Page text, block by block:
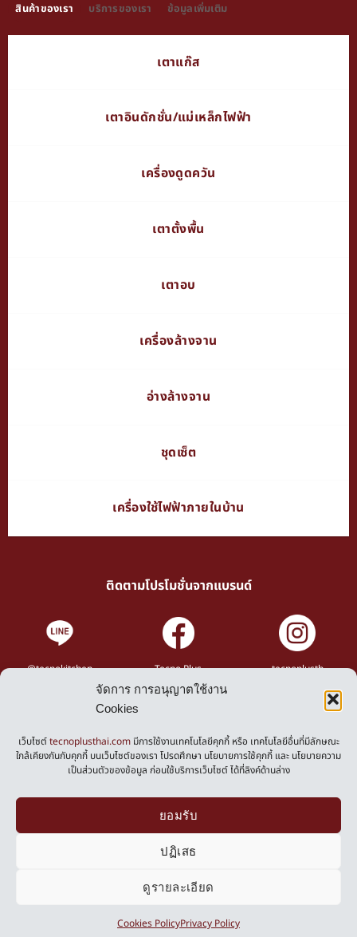
จัดการ การอนุญาตใช้งาน
Cookies
เว็บไซต์tecnoplusthai.comมีการใช้งานเทคโนโลยีคุกกี้ หรือ เทคโนโลยีอื่นที่มีลักษณะ
ใกล้เคียงกันกับคุกกี้ บนเว็บไซต์ของเรา โปรดศึกษา นโยบายการใช้คุกกี้ และ นโยบายความ
เป็นส่วนตัวของข้อมูล ก่อนใช้บริการเว็บไซต์ ได้ที่ลิงค์ด้านล่าง
ยอมรับ
ปฏิเสธ
ดูรายละเอียด
Cookies PolicyPrivacy Policy
สินค้าของเรา บริการของเรา ข้อมูลเพิ่มเติม
เตาแก๊ส
เตาอินดักชั่น/แม่เหล็กไฟฟ้า
เครื่องดูดควัน
เตาตั้งพื้น
เตาอบ
เครื่องล้างจาน
อ่างล้างจาน
ชุดเซ็ต
เครื่องใช้ไฟฟ้าภายในบ้าน
ติดตามโปรโมชั่นจากแบรนด์
@tecnokitchen Tecno Plus tecnoplusth
Privacy Policy
Cookies Policy
Copyright ©2026 Tecnoplus, All Rights Reserved.